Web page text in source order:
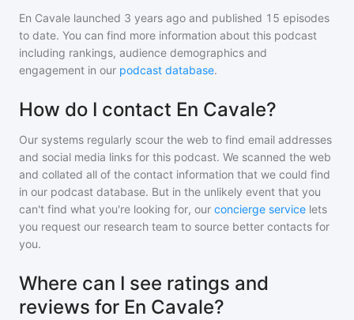
En Cavale launched 3 years ago and published 15 episodes
to date. You can find more information about this podcast
including rankings, audience demographics and
engagement in our podcast database.
How do I contact En Cavale?
Our systems regularly scour the web to find email addresses
and social media links for this podcast. We scanned the web
and collated all of the contact information that we could find
in our podcast database. But in the unlikely event that you
can't find what you're looking for, our concierge service lets
you request our research team to source better contacts for
you.
Where can I see ratings and
reviews for En Cavale?